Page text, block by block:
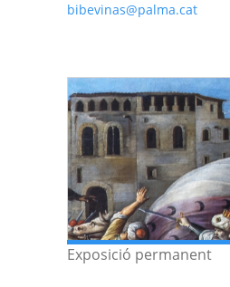
bibevinas@palma.cat
Exposició permanent